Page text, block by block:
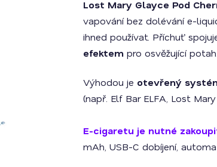
je
z
5
hvězdiček.
Lost Mary Glayce Pod
vapování bez dolévání e-
ihned používat. Příchuť
efektem pro osvěžující
Výhodou je otevřený
(např. Elf Bar ELFA, Lost
E-cigaretu je nutné
mAh, USB-C dobíjení,